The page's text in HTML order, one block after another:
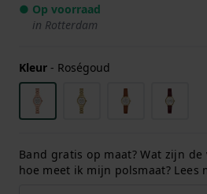
● Op voorraad
in Rotterdam
Kleur - Roségoud
Band gratis op maat? Wat zijn de
hoe meet ik mijn polsmaat? Lees